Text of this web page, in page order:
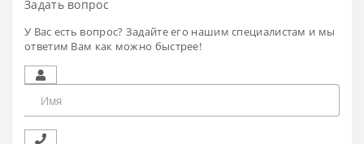
Задать вопрос
У Вас есть вопрос? Задайте его нашим специалистам и мы
ответим Вам как можно быстрее!